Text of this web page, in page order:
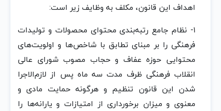
اهداف‌ این‌ قانون‌، مکلف‌ به‌ وظایف‌ زیر است‌:
١- نظام‌ جامع‌ رتبه‌‌بندی محتوای محصولات‌ و تولیدات‌
فرهنگی‌ را بر مبنای تطابق‌ با شاخص‌ها و اولویت‌های
محتوایی‌ حوزه‌ عفاف‌ و حجاب‌ مصوب‌ شورای عالی‌
انقلاب‌ فرهنگی‌ ظرف‌ مدت‌ سه‌ ماه‌ پس‌ از لازم‌‌الاجرا
شدن‌ این‌ قانون‌ تنظیم‌ و هرگونه‌ حمایت‌ مادی و
معنوی و میزان‌ برخورداری از امتیازات‌ و یارانه‌ها را